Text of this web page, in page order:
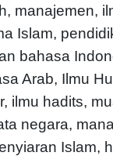
manajemen,
Islam,
bahasa
Arab, Ilmu
ilmu hadits,
negara,
Islam,